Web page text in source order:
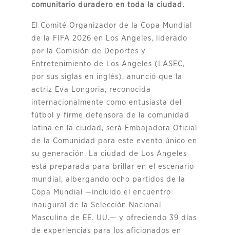
comunitario duradero en toda la ciudad.
El Comité Organizador de la Copa Mundial
de la FIFA 2026 en Los Angeles, liderado
por la Comisión de Deportes y
Entretenimiento de Los Angeles (LASEC,
por sus siglas en inglés), anunció que la
actriz Eva Longoria, reconocida
internacionalmente como entusiasta del
fútbol y firme defensora de la comunidad
latina en la ciudad, será Embajadora Oficial
de la Comunidad para este evento único en
su generación. La ciudad de Los Angeles
está preparada para brillar en el escenario
mundial, albergando ocho partidos de la
Copa Mundial —incluido el encuentro
inaugural de la Selección Nacional
Masculina de EE. UU.— y ofreciendo 39 días
de experiencias para los aficionados en